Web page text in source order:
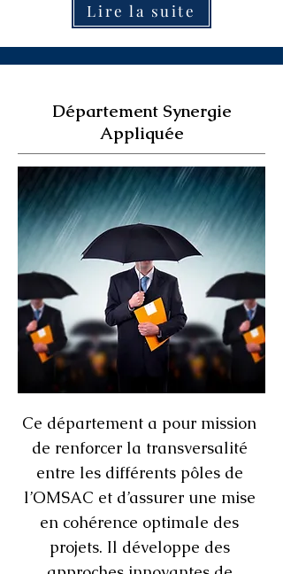
Lire la suite
Département Synergie
Appliquée
Ce département a pour mission
de renforcer la transversalité
entre les différents pôles de
l’OMSAC et d’assurer une mise
en cohérence optimale des
projets. Il développe des